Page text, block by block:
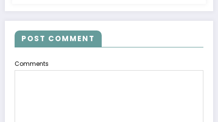
POST COMMENT
Comments